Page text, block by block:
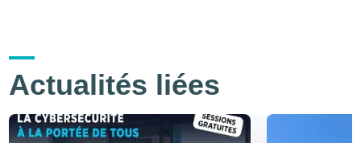
Actualités liées